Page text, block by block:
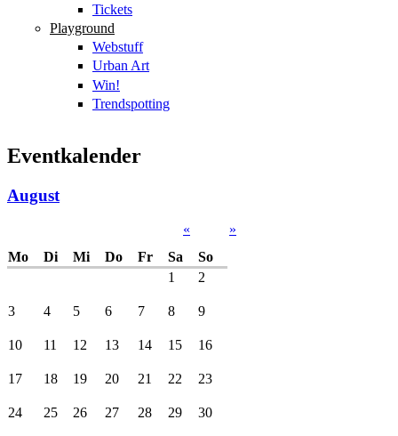
Tickets
Playground
Webstuff
Urban Art
Win!
Trendspotting
Eventkalender
August
«
»
Mo
Di Mi Do Fr Sa
So
1
2
3 4 5 6 7 8 9
10 11 12 13 14 15 16
17 18 19 20 21 22 23
24 25 26 27 28 29 30